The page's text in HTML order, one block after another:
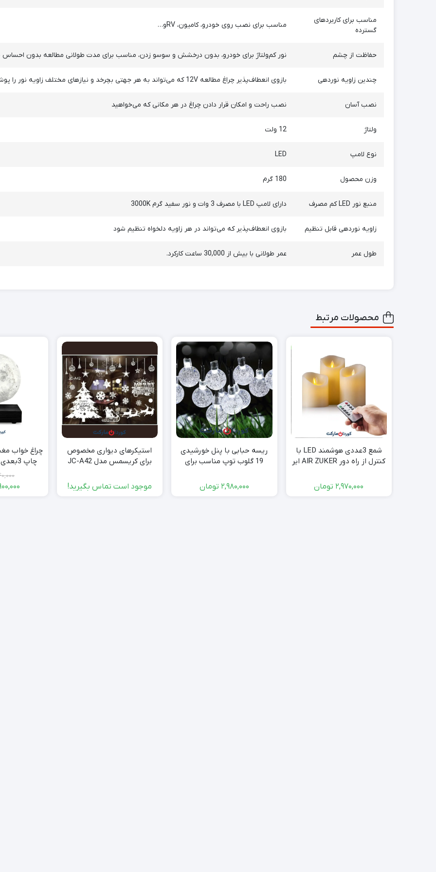
مناسب برای کاربردهای
گسترده
مناسب برای نصب روی خودرو، کامیون، RVو…
حفاظت از چشم نور کم‌ولتاژ برای خودرو، بدون درخشش و سوسو زدن، مناسب برای مدت طولانی مطالعه بدون
چندین زاویه نوردهی بازوی انعطاف‌پذیر چراغ مطالعه 12V که می‌تواند به هر جهتی بچرخد و نیازهای مختلف زاویه نور را پوشش دهد
نصب آسان نصب راحت و امکان قرار دادن چراغ در هر مکانی که می‌خواهید
ولتاژ 12 ولت
نوع لامپ LED
وزن محصول 180 گرم
منبع نور LED کم مصرف دارای لامپ LED با مصرف 3 وات و نور سفید گرم 3000K
زاویه نوردهی قابل تنظیم بازوی انعطاف‌پذیر که می‌تواند در هر زاویه دلخواه تنظیم شود
طول عمر عمر طولانی با بیش از 30,000 ساعت کارکرد.
محصولات مرتبط
شمع 3عددی هوشمند LED با
کنترل از راه دور AIR ZUKER ایر
2,970,000 تومان
ریسه حبابی با پنل خورشیدی
19 گلوب توپ مناسب برای
2,980,000 تومان
استیکرهای دیواری مخصوص
برای کریسمس مدل JC-A42
موجود است تماس بگیرید!
چراغ خواب